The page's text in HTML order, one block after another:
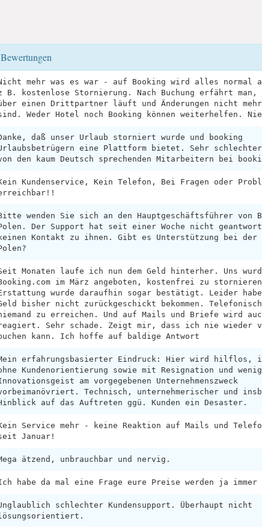
Bewertungen
mehr was es war - auf Booking wird alles normal
B. kostenlose Stornierung. Nach Buchung erfährt
einen Drittpartner läuft und Änderungen nicht
Weder Hotel noch Booking können weiterhelfen.
daß unser Urlaub storniert wurde und booking
eine Plattform bietet. Sehr
den kaum Deutsch sprechenden Mitarbeitern bei
Kundenservice, Kein Telefon, Bei Fragen oder
wenden Sie sich an den Hauptgeschäftsführer von
Der Support hat seit einer Woche nicht
Kontakt zu ihnen. Gibt es Unterstützung bei der
Monaten laufe ich nun dem Geld hinterher. Uns
im März angeboten, kostenfrei zu
wurde daraufhin sogar bestätigt. Leider
bisher nicht zurückgeschickt bekommen.
zu erreichen. Und auf Mails und Briefe wird
Sehr schade. Zeigt mir, dass ich nie wieder
kann. Ich hoffe auf baldige Antwort
erfahrungsbasierter Eindruck: Hier wird hilflos,
Kundenorientierung sowie mit Resignation und wenig
am vorgegebenen Unternehmenszweck
Technisch, unternehmerischer und
auf das Auftreten ggü. Kunden ein Desaster.
Service mehr - keine Reaktion auf Mails und
Januar!
ätzend, unbrauchbar und nervig.
habe da mal eine Frage eure Preise werden ja
schlechter Kundensupport. Überhaupt nicht
lösungsorientiert.